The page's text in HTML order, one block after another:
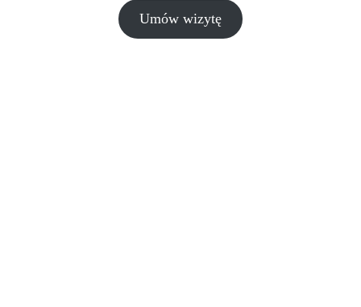
Umów wizytę